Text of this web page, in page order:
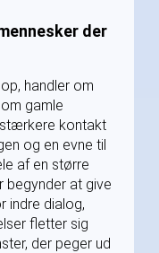
der
handler om
gamle
kontakt
og en evne til
af en større
begynder at give
indre dialog,
fletter sig
der peger ud